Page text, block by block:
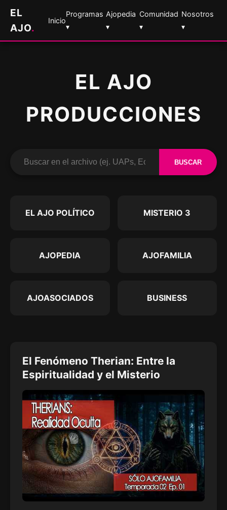
EL
AJO.
Inicio
Programas
▾
Ajopedia
▾
Comunidad
▾
Nosotros
▾
EL AJO
PRODUCCIONES
BUSCAR
EL AJO POLÍTICO MISTERIO 3
AJOPEDIA AJOFAMILIA
AJOASOCIADOS BUSINESS
El Fenómeno Therian: Entre la
Espiritualidad y el Misterio